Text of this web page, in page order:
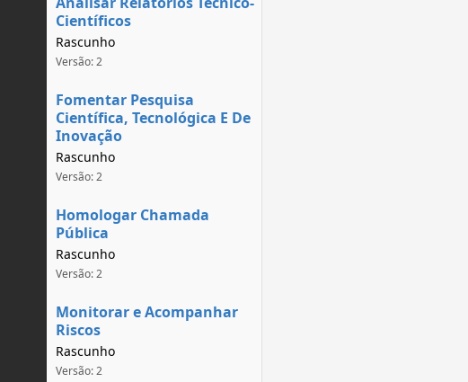
Científicos
Rascunho
Versão: 2
Fomentar Pesquisa
Científica, Tecnológica E De
Inovação
Rascunho
Versão: 2
Homologar Chamada
Pública
Rascunho
Versão: 2
Monitorar e Acompanhar
Riscos
Rascunho
Versão: 2